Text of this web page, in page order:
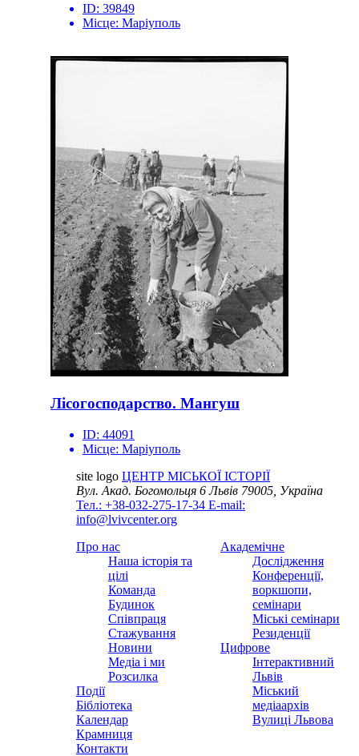
ID: 39849
Місце: Маріуполь
Лісогосподарство. Мангуш
ID: 44091
Місце: Маріуполь
site logo ЦЕНТР МІСЬКОЇ ІСТОРІЇ
Вул. Акад. Богомольця 6Львів 79005, Україна
Тел.: +38-032-275-17-34 E-mail:
info@lvivcenter.org
Про нас
Наша історія та
цілі
Команда
Будинок
Співпраця
Стажування
Новини
Медіа і ми
Розсилка
Події
Бібліотека
Календар
Крамниця
Контакти
Академічне
Дослідження
Конференції,
воркшопи,
семінари
Міські семінари
Резиденції
Цифрове
Інтерактивний
Львів
Міський
медіаархів
Вулиці Львова